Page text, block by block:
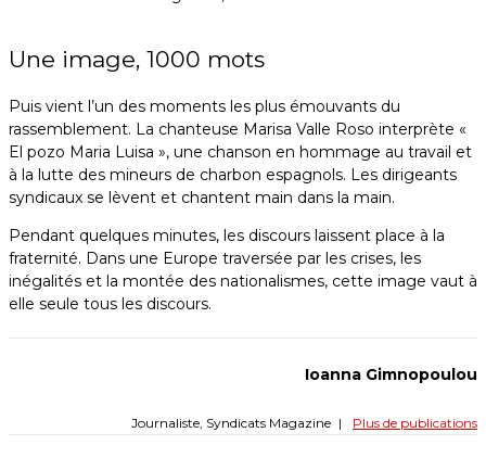
Une image, 1000 mots
Puis vient l’un des moments les plus émouvants du
rassemblement. La chanteuse Marisa Valle Roso interprète «
El pozo Maria Luisa », une chanson en hommage au travail et
à la lutte des mineurs de charbon espagnols. Les dirigeants
syndicaux se lèvent et chantent main dans la main.
Pendant quelques minutes, les discours laissent place à la
fraternité. Dans une Europe traversée par les crises, les
inégalités et la montée des nationalismes, cette image vaut à
elle seule tous les discours.
Ioanna Gimnopoulou
Journaliste, Syndicats Magazine | Plus de publications